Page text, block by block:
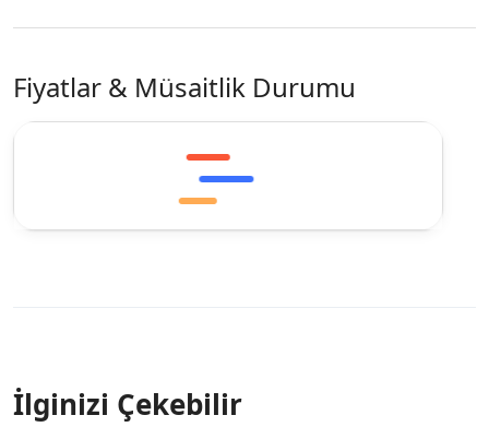
Fiyatlar & Müsaitlik Durumu
İlginizi Çekebilir